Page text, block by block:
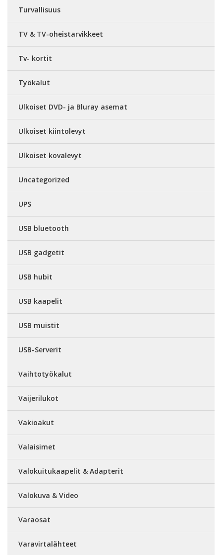
Turvallisuus
TV & TV-oheistarvikkeet
Tv- kortit
Työkalut
Ulkoiset DVD- ja Bluray asemat
Ulkoiset kiintolevyt
Ulkoiset kovalevyt
Uncategorized
UPS
USB bluetooth
USB gadgetit
USB hubit
USB kaapelit
USB muistit
USB-Serverit
Vaihtotyökalut
Vaijerilukot
Vakioakut
Valaisimet
Valokuitukaapelit & Adapterit
Valokuva & Video
Varaosat
Varavirtalähteet